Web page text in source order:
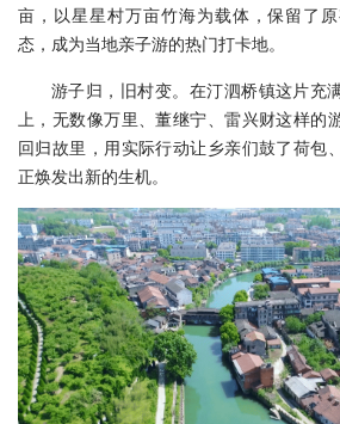
亩，以星星村万亩竹海为载体，保留了
态，成为当地亲子游的热门打卡地。
游子归，旧村变。在汀泗桥镇这片充
上，无数像万里、董继宁、雷兴财这样的
回归故里，用实际行动让乡亲们鼓了荷包
正焕发出新的生机。